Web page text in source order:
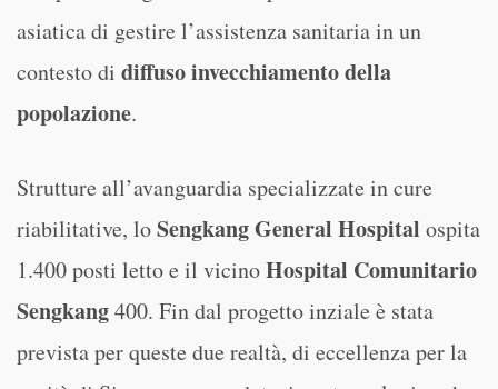
asiatica di gestire l’assistenza sanitaria in un
contesto di diffuso invecchiamento della
popolazione.
Strutture all’avanguardia specializzate in cure
riabilitative, loSengkang General Hospital ospita
1.400 posti letto e il vicinoHospital Comunitario
Sengkang400. Fin dal progetto inziale è stata
prevista per queste due realtà, di eccellenza per la